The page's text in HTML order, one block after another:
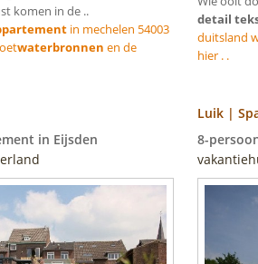
komen in de ..
in mechelen 54003
waterbronnen en de
detail
duitsland
hier . .
in Eijsden
Luik |
8-